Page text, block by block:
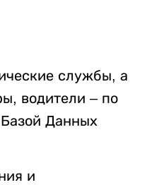
службы, а
водители – по
Данных
и